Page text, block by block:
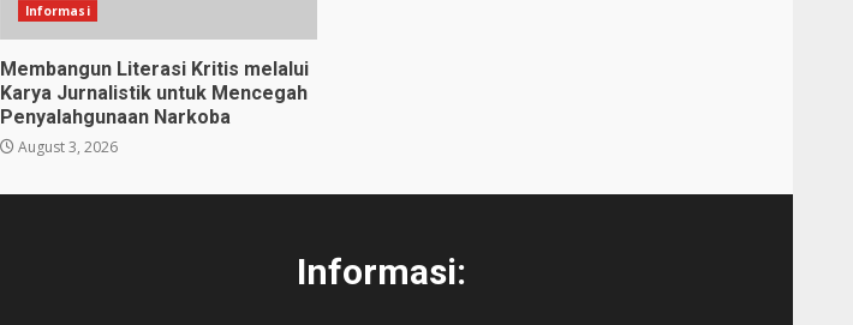
Informasi
Membangun Literasi Kritis melalui
Karya Jurnalistik untuk Mencegah
Penyalahgunaan Narkoba
August 3, 2026
Informasi: